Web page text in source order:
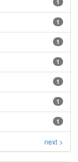
1
1
1
1
1
1
1
next >